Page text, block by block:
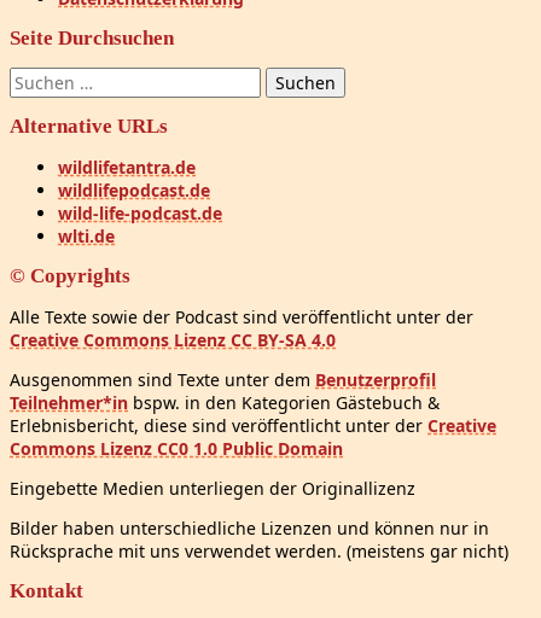
Seite Durchsuchen
Suchen
nach:
Alternative URLs
wildlifetantra.de
wildlifepodcast.de
wild-life-podcast.de
wlti.de
© Copyrights
Alle Texte sowie der Podcast sind veröffentlicht unter der
Creative Commons Lizenz CC BY-SA 4.0
Ausgenommen sind Texte unter dem Benutzerprofil
Teilnehmer*in bspw. in den Kategorien Gästebuch &
Erlebnisbericht, diese sind veröffentlicht unter der Creative
Commons Lizenz CC0 1.0 Public Domain
Eingebette Medien unterliegen der Originallizenz
Bilder haben unterschiedliche Lizenzen und können nur in
Rücksprache mit uns verwendet werden. (meistens gar nicht)
Kontakt